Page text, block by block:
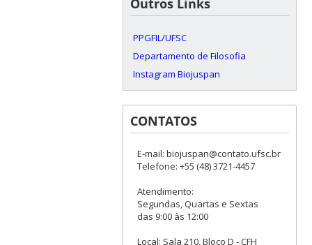
PPGFIL/UFSC
Departamento de Filosofia
Instagram Biojuspan
CONTATOS
E-mail: biojuspan@contato.ufsc.br
Telefone: +55 (48) 3721-4457
Atendimento:
Segundas, Quartas e Sextas
das 9:00 às 12:00
Local: Sala 210, Bloco D - CFH